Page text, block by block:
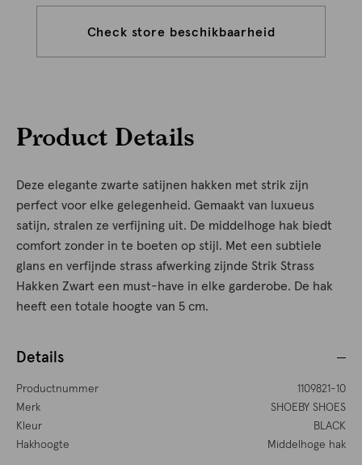
Check store beschikbaarheid
Product Details
Deze elegante zwarte satijnen hakken met strik zijn
perfect voor elke gelegenheid. Gemaakt van luxueus
satijn, stralen ze verfijning uit. De middelhoge hak biedt
comfort zonder in te boeten op stijl. Met een subtiele
glans en verfijnde strass afwerking zijnde Strik Strass
Hakken Zwart een must-have in elke garderobe. De hak
heeft een totale hoogte van 5 cm.
Details
Productnummer
1109821-10
Merk
SHOEBY SHOES
Kleur
BLACK
Hakhoogte
Middelhoge hak